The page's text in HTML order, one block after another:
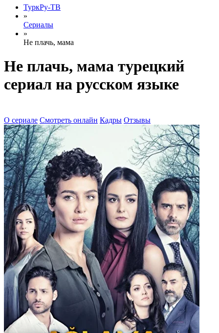
ТуркРу-ТВ
»
Сериалы
»
Не плачь, мама
Не плачь, мама турецкий
сериал на русском языке
О сериале Смотреть онлайн Кадры Отзывы